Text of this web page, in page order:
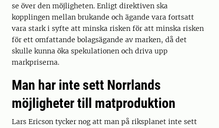
se över den möjligheten. Enligt direktiven ska
kopplingen mellan brukande och ägande vara fortsatt
vara stark i syfte att minska risken för att minska risken
för ett omfattande bolagsägande av marken, då det
skulle kunna öka spekulationen och driva upp
markpriserna.
Man har inte sett Norrlands
möjligheter till matproduktion
Lars Ericson tycker nog att man på riksplanet inte sett